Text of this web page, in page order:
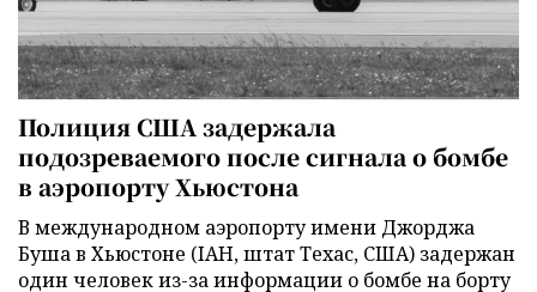
Полиция США задержала
подозреваемого после сигнала о бомбе
в аэропорту Хьюстона
В международном аэропорту имени Джорджа
Буша в Хьюстоне (IAH, штат Техас, США) задержан
один человек из-за информации о бомбе на борту